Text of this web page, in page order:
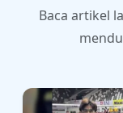
Baca artikel